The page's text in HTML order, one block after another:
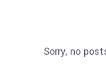
Sorry, no